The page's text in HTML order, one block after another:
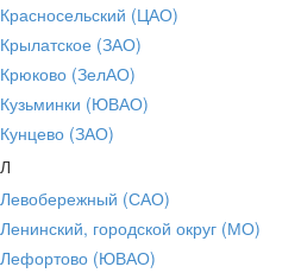
Красносельский (ЦАО)
Крылатское (ЗАО)
Крюково (ЗелАО)
Кузьминки (ЮВАО)
Кунцево (ЗАО)
Л
Левобережный (САО)
Ленинский, городской округ (МО)
Лефортово (ЮВАО)